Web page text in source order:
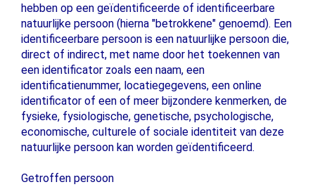
hebben op een geïdentificeerde of identificeerbare
natuurlijke persoon (hierna "betrokkene" genoemd). Een
identificeerbare persoon is een natuurlijke persoon die,
direct of indirect, met name door het toekennen van
een identificator zoals een naam, een
identificatienummer, locatiegegevens, een online
identificator of een of meer bijzondere kenmerken, de
fysieke, fysiologische, genetische, psychologische,
economische, culturele of sociale identiteit van deze
natuurlijke persoon kan worden geïdentificeerd.
Getroffen persoon